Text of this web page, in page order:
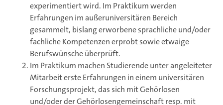
experimentiert wird. Im Praktikum werden
Erfahrungen im außeruniversitären Bereich
gesammelt, bislang erworbene sprachliche und/oder
fachliche Kompetenzen erprobt sowie etwaige
Berufswünsche überprüft.
Im Praktikum machen Studierende unter angeleiteter
Mitarbeit erste Erfahrungen in einem universitären
Forschungsprojekt, das sich mit Gehörlosen
und/oder der Gehörlosengemeinschaft resp. mit